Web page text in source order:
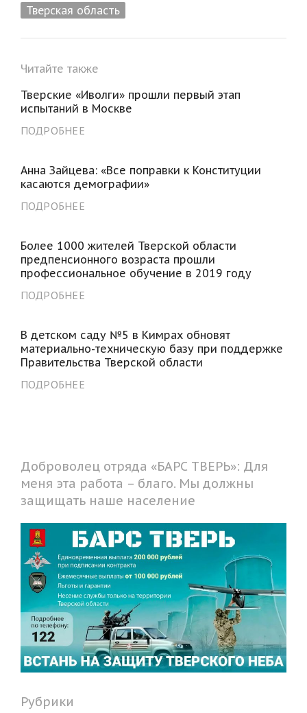
Тверская область
Читайте также
Тверские «Иволги» прошли первый этап
испытаний в Москве
ПОДРОБНЕЕ
Анна Зайцева: «Все поправки к Конституции
касаются демографии»
ПОДРОБНЕЕ
Более 1000 жителей Тверской области
предпенсионного возраста прошли
профессиональное обучение в 2019 году
ПОДРОБНЕЕ
В детском саду №5 в Кимрах обновят
материально-техническую базу при поддержке
Правительства Тверской области
ПОДРОБНЕЕ
Доброволец отряда «БАРС ТВЕРЬ»: Для
меня эта работа – благо. Мы должны
защищать наше население
Рубрики